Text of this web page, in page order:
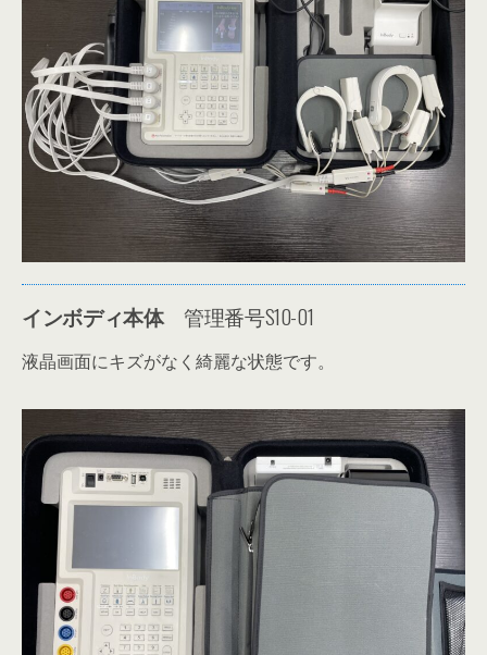
インボディ本体管理番号S10-01
液晶画面にキズがなく綺麗な状態です。